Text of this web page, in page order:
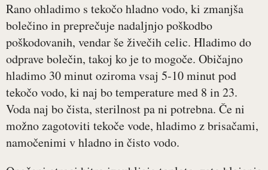
Rano ohladimo s tekočo hladno vodo, ki zmanjša
bolečino in preprečuje nadaljnjo poškodbo
poškodovanih, vendar še živečih celic. Hladimo do
odprave bolečin, takoj ko je to mogoče. Običajno
hladimo 30 minut oziroma vsaj 5-10 minut pod
tekočo vodo, ki naj bo temperature med 8 in 23.
Voda naj bo čista, sterilnost pa ni potrebna. Če ni
možno zagotoviti tekoče vode, hladimo z brisačami,
namočenimi v hladno in čisto vodo.